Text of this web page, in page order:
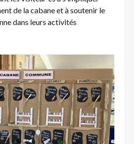
de la cabane et à soutenir le
dans leurs activités